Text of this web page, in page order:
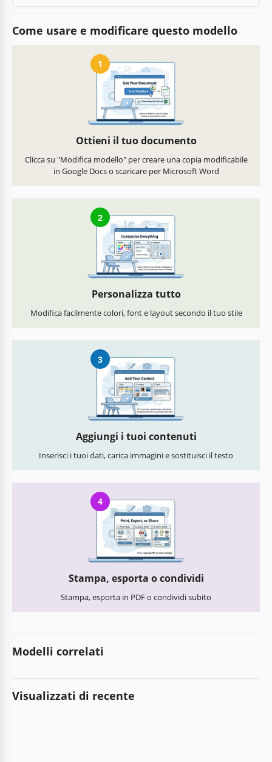
Come usare e modificare questo modello
1
Ottieni il tuo documento
Clicca su "Modifica modello" per creare una copia modificabile
in Google Docs o scaricare per Microsoft Word
2
Personalizza tutto
Modifica facilmente colori, font e layout secondo il tuo stile
3
Aggiungi i tuoi contenuti
Inserisci i tuoi dati, carica immagini e sostituisci il testo
4
Stampa, esporta o condividi
Stampa, esporta in PDF o condividi subito
Modelli correlati
Visualizzati di recente